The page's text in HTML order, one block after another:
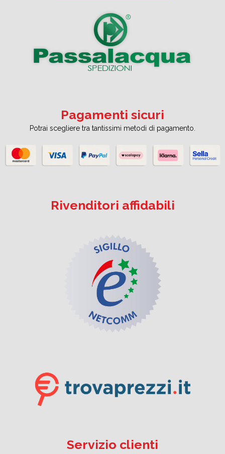
Pagamenti sicuri
Potrai scegliere tra tantissimi metodi di pagamento.
Rivenditori affidabili
Servizio clienti